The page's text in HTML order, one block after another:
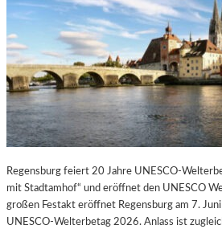
Regensburg feiert 20 Jahre UNESCO-
mit Stadtamhof“ und eröffnet den UNESCO
großen Festakt eröffnet Regensburg am 7.
UNESCO-Welterbetag 2026. Anlass ist